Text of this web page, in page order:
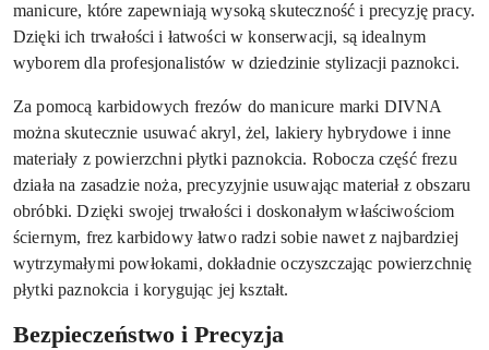
manicure, które zapewniają wysoką skuteczność i precyzję pracy.
Dzięki ich trwałości i łatwości w konserwacji, są idealnym
wyborem dla profesjonalistów w dziedzinie stylizacji paznokci.
Za pomocą karbidowych frezów do manicure marki DIVNA
można skutecznie usuwać akryl, żel, lakiery hybrydowe i inne
materiały z powierzchni płytki paznokcia. Robocza część frezu
działa na zasadzie noża, precyzyjnie usuwając materiał z obszaru
obróbki. Dzięki swojej trwałości i doskonałym właściwościom
ściernym, frez karbidowy łatwo radzi sobie nawet z najbardziej
wytrzymałymi powłokami, dokładnie oczyszczając powierzchnię
płytki paznokcia i korygując jej kształt.
Bezpieczeństwo i Precyzja